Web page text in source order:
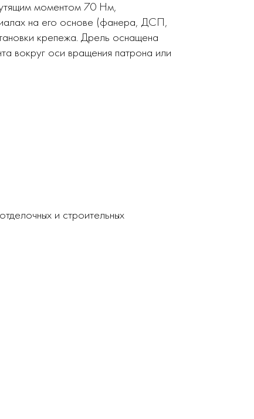
моментом 70 Нм,
на его основе (фанера, ДСП,
крепежа. Дрель оснащена
вокруг оси вращения патрона или
и строительных